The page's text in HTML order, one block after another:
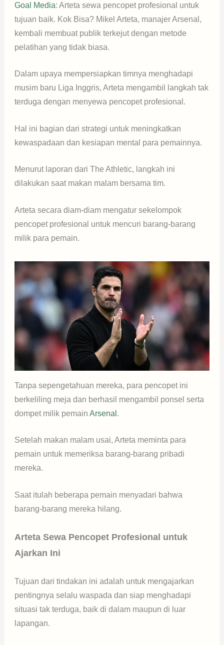
Goal Media: Arteta sewa pencopet profesional untuk
tujuan baik. Kok Bisa? Mikel Arteta, manajer Arsenal,
kembali membuat publik terkejut dengan metode
pelatihan yang tidak biasa.
Dalam upaya mempersiapkan timnya menghadapi
musim baru Liga Inggris, Arteta mengambil langkah tak
terduga dengan menyewa pencopet profesional.
Hal ini bagian dari strategi untuk meningkatkan
kewaspadaan dan kesiapan mental para pemainnya.
Menurut laporan dari The Athletic, langkah ini
dilakukan saat makan malam bersama tim.
Arteta secara diam-diam mengatur sekelompok
pencopet profesional untuk mencuri barang-barang
milik para pemain.
Tanpa sepengetahuan mereka, para pencopet ini
berkeliling meja dan berhasil mengambil ponsel serta
dompet milik pemain Arsenal .
Setelah makan malam usai, Arteta meminta para
pemain untuk memeriksa barang-barang pribadi
mereka.
Saat itulah beberapa pemain menyadari bahwa
barang-barang mereka hilang.
Arteta Sewa Pencopet Profesional untuk
Ajarkan Ini
Tujuan dari tindakan ini adalah untuk mengajarkan
pentingnya selalu waspada dan siap menghadapi
situasi tak terduga, baik di dalam maupun di luar
lapangan.